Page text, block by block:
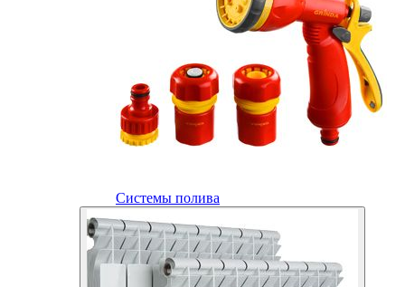
Системы полива